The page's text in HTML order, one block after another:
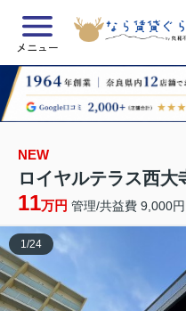
メニュー
NEW
ロイヤルテラス西大
11万円 管理/共益費 9,000円
1/24